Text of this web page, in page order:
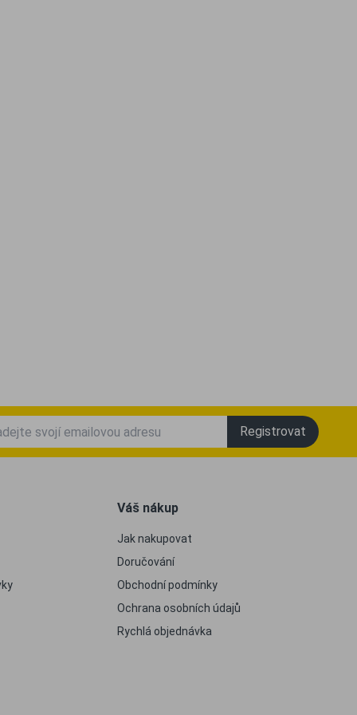
Registrovat
Váš nákup
Jak nakupovat
Doručování
Obchodní podmínky
Ochrana osobních údajů
Rychlá objednávka